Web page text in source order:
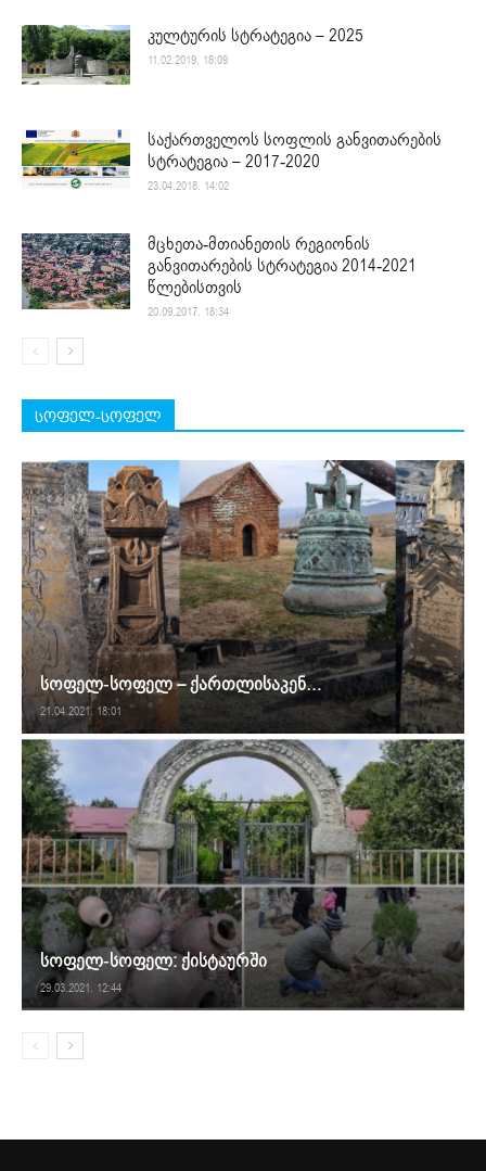
კულტურის სტრატეგია – 2025
11.02.2019. 18:09
საქართველოს სოფლის განვითარების
სტრატეგია – 2017-2020
23.04.2018. 14:02
მცხეთა-მთიანეთის რეგიონის
განვითარების სტრატეგია 2014-2021
წლებისთვის
20.09.2017. 18:34
სოფელ-სოფელ
სოფელ-სოფელ – ქართლისაკენ…
21.04.2021. 18:01
სოფელ-სოფელ: ქისტაურში
29.03.2021. 12:44